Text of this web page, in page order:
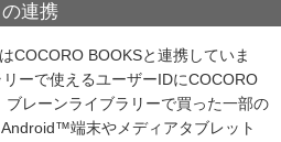
連携
COCORO BOOKSと連携していま
ーで使えるユーザーIDにCOCORO
ブレーンライブラリーで買った一部の
端末やメディアタブレット